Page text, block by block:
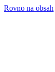
Rovno na obsah